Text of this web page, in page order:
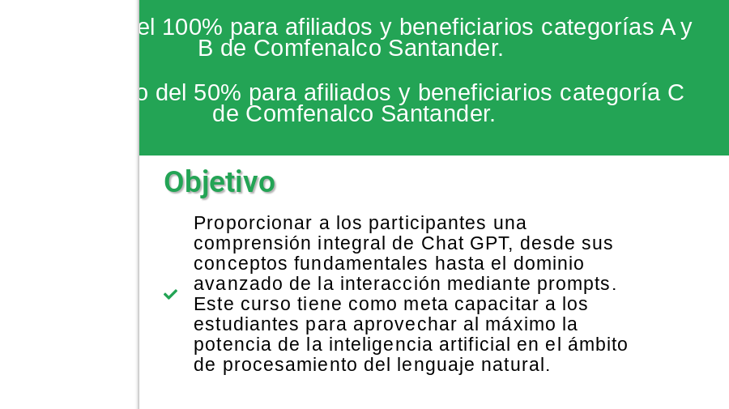
*Subsidio del 100% para afiliados y beneficiarios categorías A y
B de Comfenalco Santander.
*Descuento del 50% para afiliados y beneficiarios categoría C
de Comfenalco Santander.
Objetivo
Proporcionar a los participantes una
comprensión integral de Chat GPT, desde sus
conceptos fundamentales hasta el dominio
avanzado de la interacción mediante prompts.
Este curso tiene como meta capacitar a los
estudiantes para aprovechar al máximo la
potencia de la inteligencia artificial en el ámbito
de procesamiento del lenguaje natural.